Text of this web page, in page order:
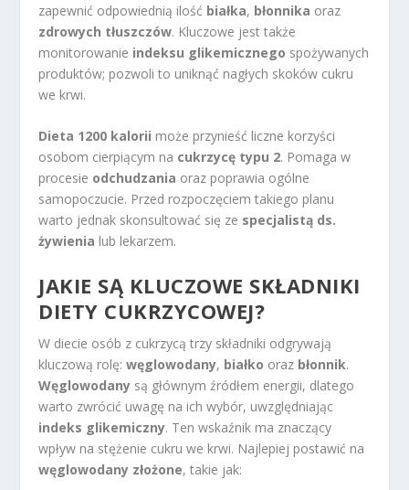
zapewnić odpowiednią ilość białka, błonnika oraz
zdrowych tłuszczów. Kluczowe jest także
monitorowanie indeksu glikemicznego spożywanych
produktów; pozwoli to uniknąć nagłych skoków cukru
we krwi.
Dieta 1200 kalorii może przynieść liczne korzyści
osobom cierpiącym na cukrzycę typu 2. Pomaga w
procesie odchudzania oraz poprawia ogólne
samopoczucie. Przed rozpoczęciem takiego planu
warto jednak skonsultować się ze specjalistą ds.
żywienia lub lekarzem.
JAKIE SĄ KLUCZOWE SKŁADNIKI
DIETY CUKRZYCOWEJ?
W diecie osób z cukrzycą trzy składniki odgrywają
kluczową rolę:węglowodany, białko oraz błonnik.
Węglowodany są głównym źródłem energii, dlatego
warto zwrócić uwagę na ich wybór, uwzględniając
indeks glikemiczny. Ten wskaźnik ma znaczący
wpływ na stężenie cukru we krwi. Najlepiej postawić na
węglowodany złożone, takie jak: